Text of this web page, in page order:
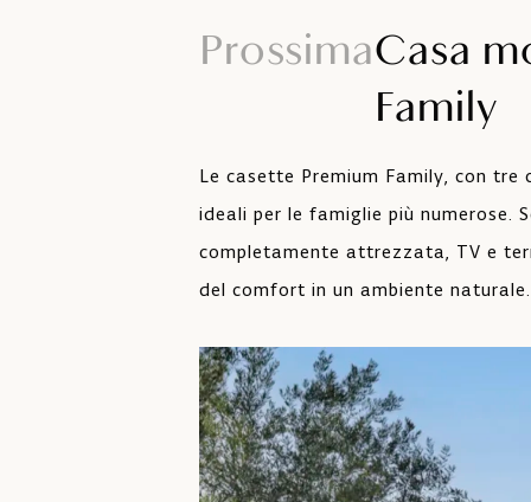
Zona barbecue comune
Gli animali da compagnia
ProssimaCasa
Family
Le casette Premium Family, con
ideali per le famiglie più numerose.
completamente attrezzata, TV e
del comfort in un ambiente naturale.